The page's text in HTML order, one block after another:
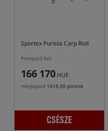
Sportex Purista Carp Rod
Pontyozó bot
166 170 HUF
megkapod 1418,00 pontok
CSÉSZE